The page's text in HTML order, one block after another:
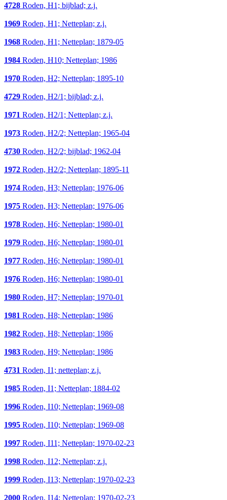
4728 Roden, H1; bijblad; z.j.
1969 Roden, H1; Netteplan; z.j.
1968 Roden, H1; Netteplan; 1879-05
1984 Roden, H10; Netteplan; 1986
1970 Roden, H2; Netteplan; 1895-10
4729 Roden, H2/1; bijblad; z.j.
1971 Roden, H2/1; Netteplan; z.j.
1973 Roden, H2/2; Netteplan; 1965-04
4730 Roden, H2/2; bijblad; 1962-04
1972 Roden, H2/2; Netteplan; 1895-11
1974 Roden, H3; Netteplan; 1976-06
1975 Roden, H3; Netteplan; 1976-06
1978 Roden, H6; Netteplan; 1980-01
1979 Roden, H6; Netteplan; 1980-01
1977 Roden, H6; Netteplan; 1980-01
1976 Roden, H6; Netteplan; 1980-01
1980 Roden, H7; Netteplan; 1970-01
1981 Roden, H8; Netteplan; 1986
1982 Roden, H8; Netteplan; 1986
1983 Roden, H9; Netteplan; 1986
4731 Roden, I1; netteplan; z.j.
1985 Roden, I1; Netteplan; 1884-02
1996 Roden, I10; Netteplan; 1969-08
1995 Roden, I10; Netteplan; 1969-08
1997 Roden, I11; Netteplan; 1970-02-23
1998 Roden, I12; Netteplan; z.j.
1999 Roden, I13; Netteplan; 1970-02-23
2000 Roden, I14; Netteplan; 1970-02-23